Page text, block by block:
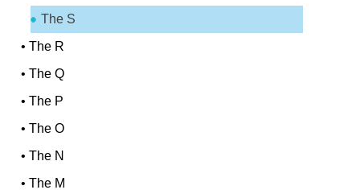
The S
•The R
•The Q
•The P
•The O
•The N
•The M